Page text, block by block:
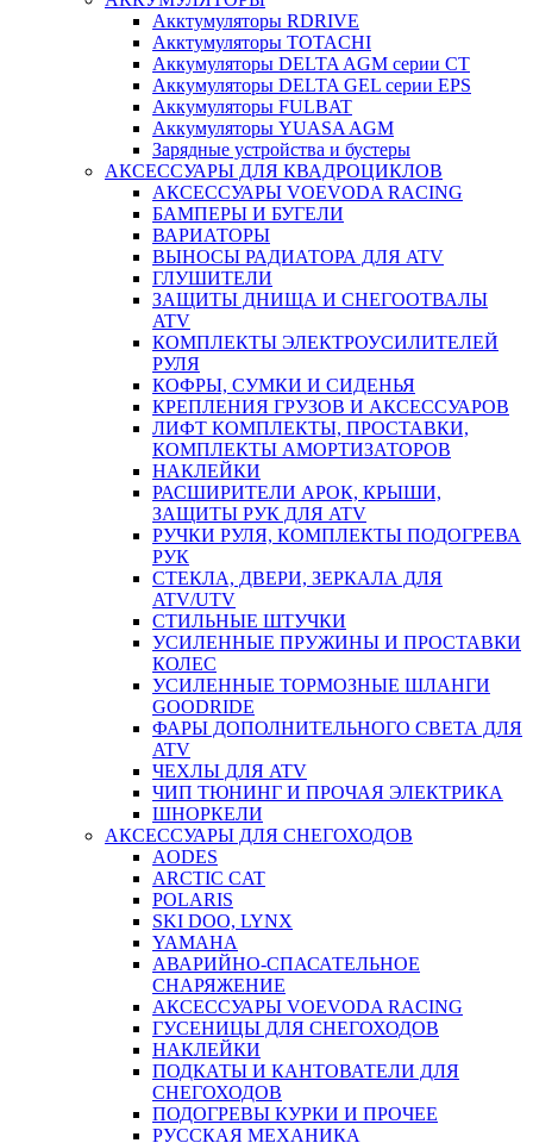
Акктумуляторы RDRIVE
Акктумуляторы TOTACHI
Аккумуляторы DELTA AGM серии CT
Аккумуляторы DELTA GEL серии EPS
Аккумуляторы FULBAT
Аккумуляторы YUASA AGM
Зарядные устройства и бустеры
АКСЕССУАРЫ ДЛЯ КВАДРОЦИКЛОВ
АКСЕССУАРЫ VOEVODA RACING
БАМПЕРЫ И БУГЕЛИ
ВАРИАТОРЫ
ВЫНОСЫ РАДИАТОРА ДЛЯ ATV
ГЛУШИТЕЛИ
ЗАЩИТЫ ДНИЩА И СНЕГООТВАЛЫ
ATV
КОМПЛЕКТЫ ЭЛЕКТРОУСИЛИТЕЛЕЙ
РУЛЯ
КОФРЫ, СУМКИ И СИДЕНЬЯ
КРЕПЛЕНИЯ ГРУЗОВ И АКСЕССУАРОВ
ЛИФТ КОМПЛЕКТЫ, ПРОСТАВКИ,
КОМПЛЕКТЫ АМОРТИЗАТОРОВ
НАКЛЕЙКИ
РАСШИРИТЕЛИ АРОК, КРЫШИ,
ЗАЩИТЫ РУК ДЛЯ ATV
РУЧКИ РУЛЯ, КОМПЛЕКТЫ ПОДОГРЕВА
РУК
СТЕКЛА, ДВЕРИ, ЗЕРКАЛА ДЛЯ
ATV/UTV
СТИЛЬНЫЕ ШТУЧКИ
УСИЛЕННЫЕ ПРУЖИНЫ И ПРОСТАВКИ
КОЛЕС
УСИЛЕННЫЕ ТОРМОЗНЫЕ ШЛАНГИ
GOODRIDE
ФАРЫ ДОПОЛНИТЕЛЬНОГО СВЕТА ДЛЯ
ATV
ЧЕХЛЫ ДЛЯ ATV
ЧИП ТЮНИНГ И ПРОЧАЯ ЭЛЕКТРИКА
ШНОРКЕЛИ
АКСЕССУАРЫ ДЛЯ СНЕГОХОДОВ
AODES
ARCTIC CAT
POLARIS
SKI DOO, LYNX
YAMAHA
АВАРИЙНО-СПАСАТЕЛЬНОЕ
СНАРЯЖЕНИЕ
АКСЕССУАРЫ VOEVODA RACING
ГУСЕНИЦЫ ДЛЯ СНЕГОХОДОВ
НАКЛЕЙКИ
ПОДКАТЫ И КАНТОВАТЕЛИ ДЛЯ
СНЕГОХОДОВ
ПОДОГРЕВЫ КУРКИ И ПРОЧЕЕ
РУССКАЯ МЕХАНИКА